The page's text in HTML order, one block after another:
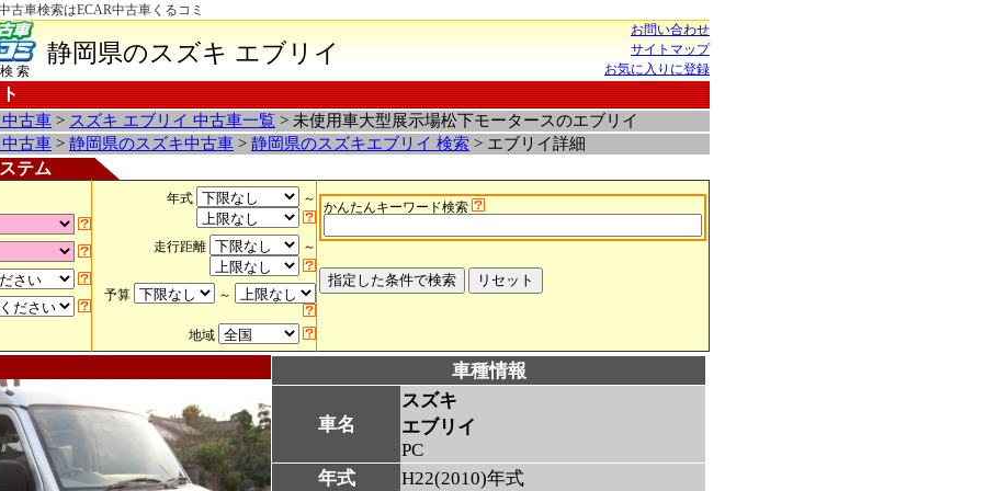
古車検索はECAR中古車くるコミ
索
静岡県のスズキ エブリイ
お問い合わせ
サイトマップ
お気に入りに登録
古車 > スズキ エブリイ 中古車一覧 > 未使用車大型展示場松下モータースのエブリイ
古車 > 静岡県のスズキ中古車 > 静岡県のスズキエブリイ 検索 > エブリイ詳細
テム
年式 ～
走行距離 ～
予算 ～
地域
かんたんキーワード検索
車種情報
車名
スズキ
エブリイ
PC
年式
H22(2010)年式